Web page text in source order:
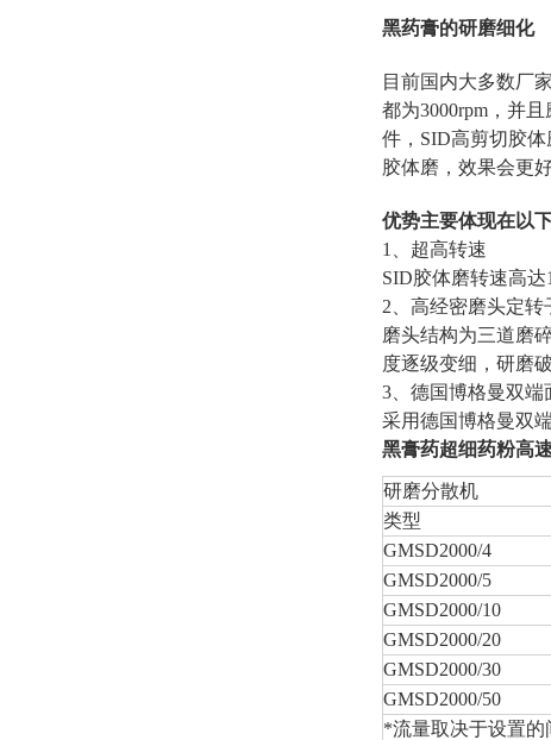
黑药膏的研磨细化
目前国内大多数厂
都为3000rpm，并
件， SID高剪切胶体
胶体磨，效果会更好
优势主要体现在以
1、超高转速
SID胶体磨转速高达
2、高经密磨头定转
磨头结构为三道磨
度逐级变细，研磨
3、德国博格曼双端
采用德国博格曼双
黑膏药超细药粉高
研磨分散机
类型
GMSD2000/4
GMSD2000/5
GMSD2000/10
GMSD2000/20
GMSD2000/30
GMSD2000/50
*流量取决于设置的